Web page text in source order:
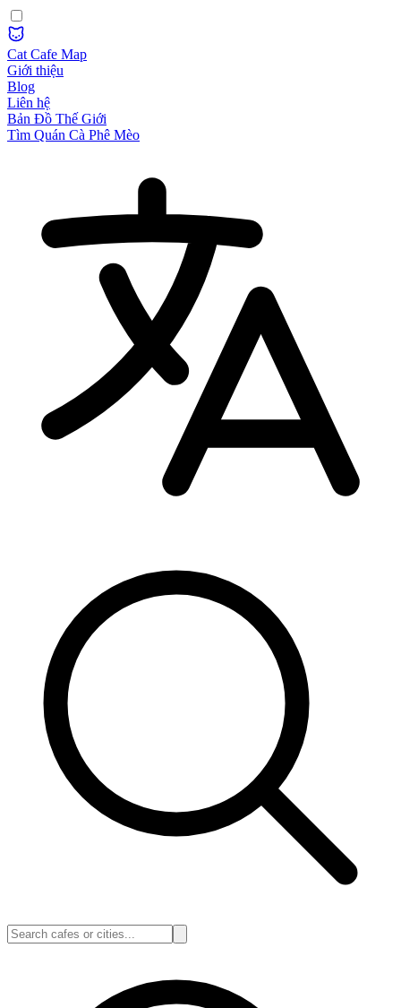
Cat Cafe Map
Giới thiệu
Blog
Liên hệ
Bản Đồ Thế Giới
Tìm Quán Cà Phê Mèo